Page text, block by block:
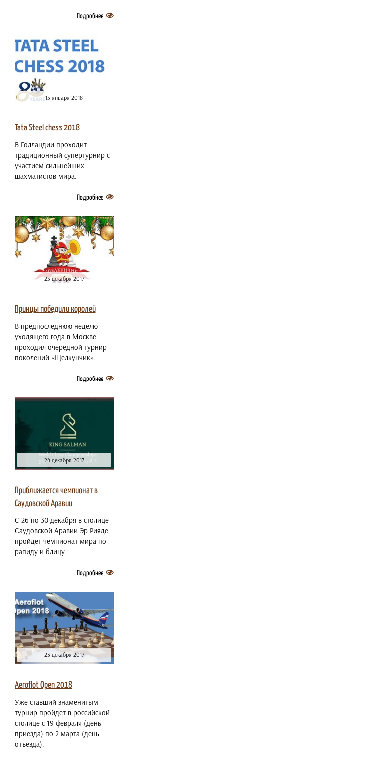
Подробнее
15 января 2018
Tata Steel chess 2018
В Голландии проходит
традиционный супертурнир с
участием сильнейших
шахматистов мира.
Подробнее
25 декабря 2017
Принцы победили королей
В предпоследнюю неделю
уходящего года в Москве
проходил очередной турнир
поколений «Щелкунчик».
Подробнее
24 декабря 2017
Приближается чемпионат в
Саудовской Аравии
С 26 по 30 декабря в столице
Саудовской Аравии Эр-Рияде
пройдет чемпионат мира по
рапиду и блицу.
Подробнее
23 декабря 2017
Aeroflot Open 2018
Уже ставший знаменитым
турнир пройдет в российской
столице с 19 февраля (день
приезда) по 2 марта (день
отъезда).